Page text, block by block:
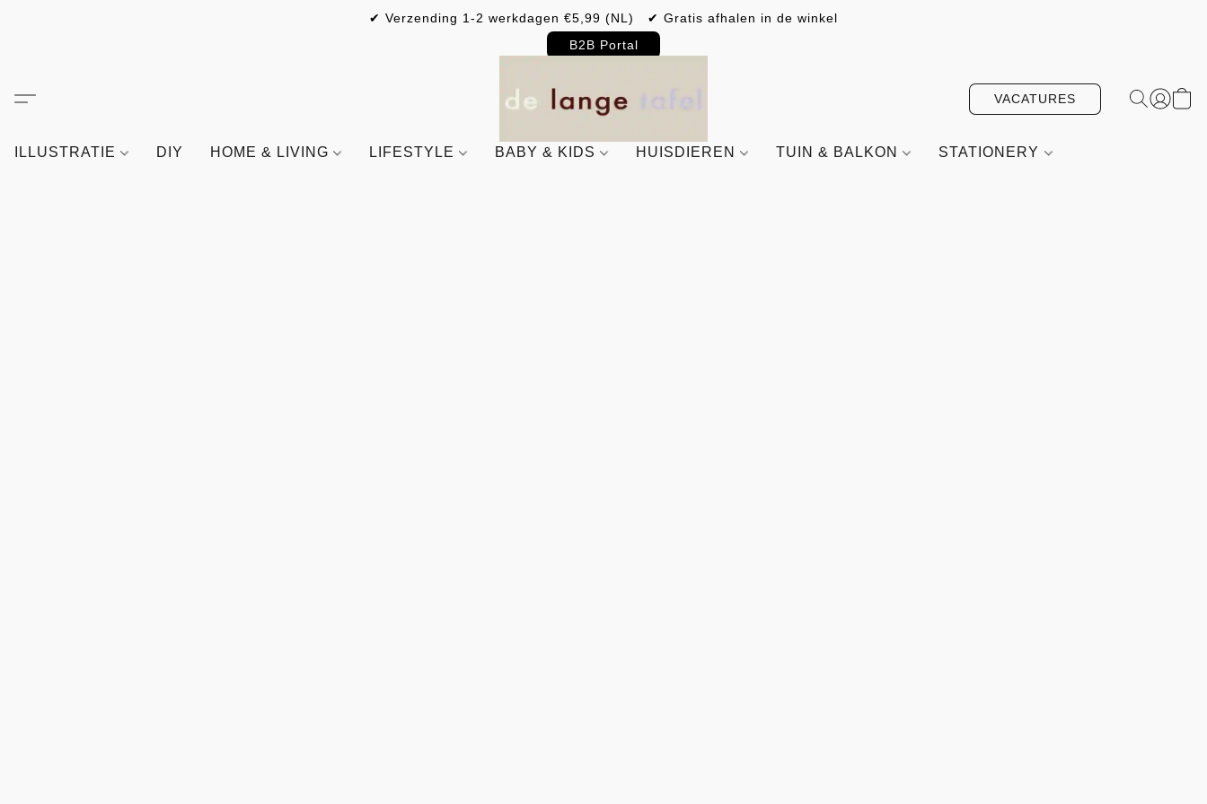
✔ Verzending 1-2 werkdagen €5,99 (NL) ✔ Gratis afhalen in de winkel
B2B Portal
VACATURES
ILLUSTRATIE DIY HOME & LIVING LIFESTYLE BABY & KIDS HUISDIEREN TUIN & BALKON STATIONERY